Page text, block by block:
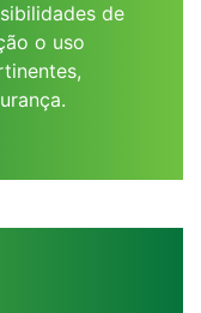
de
o uso